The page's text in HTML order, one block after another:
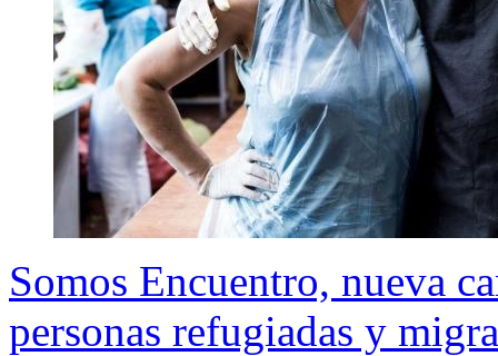
Somos Encuentro, nueva
personas refugiadas y